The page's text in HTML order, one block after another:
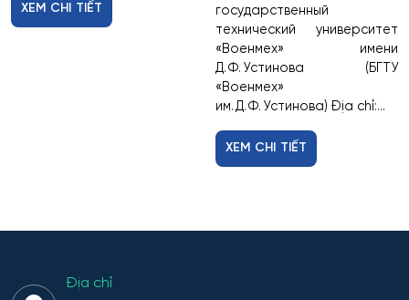
Dược công nghiệp
Giáo dục thể chất
XEM CHI TIẾT
государственный
технический университет
«Военмех» имени
Д. Ф. Устинова (БГТУ
«Военмех»
им. Д. Ф. Устинова) Địa chỉ:...
XEM CHI TIẾT
Địa chỉ